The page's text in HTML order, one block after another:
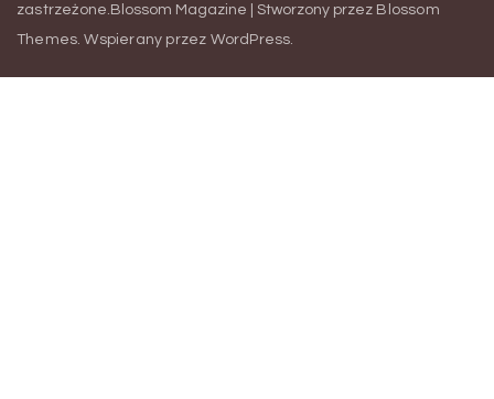
zastrzeżone. Blossom Magazine | Stworzony przez Blossom
Themes Wspierany przez WordPress